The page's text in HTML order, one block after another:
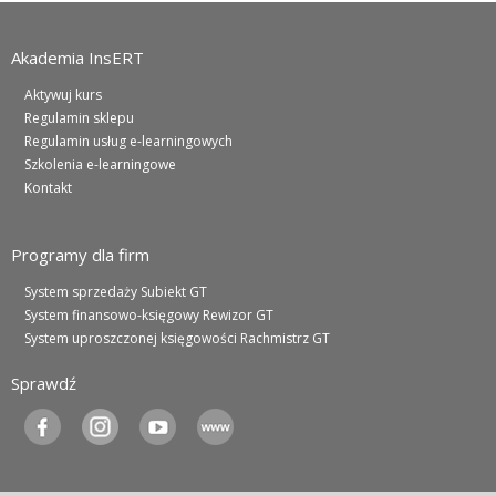
Akademia InsERT
Aktywuj kurs
Regulamin sklepu
Regulamin usług e-learningowych
Szkolenia e-learningowe
Kontakt
Programy dla firm
System sprzedaży Subiekt GT
System finansowo-księgowy Rewizor GT
System uproszczonej księgowości Rachmistrz GT
Sprawdź